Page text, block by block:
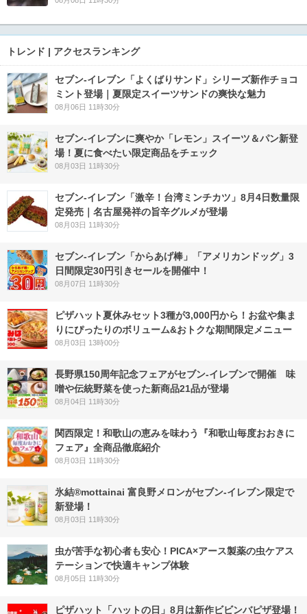
トレンド | アクセスランキング
セブン‐イレブン「よくばりサンド」シリーズ新作チョコ
ミント登場｜夏限定スイーツサンドの爽快な魅力
08月06日 11時30分
セブン‐イレブンに爽やか「レモン」スイーツ＆パン新登
場！夏に食べたい限定商品をチェック
08月03日 11時30分
セブン-イレブン「激辛！台湾ミンチカツ」8月4日数量限
定発売｜名古屋発祥の旨辛グルメが登場
08月03日 11時30分
セブン‐イレブン「からあげ棒」「アメリカンドッグ」3
日間限定30円引きセールを開催中！
08月07日 11時30分
ピザハット夏休みセット3種が3,000円から！お盆や集ま
りにぴったりのボリューム&おトクな期間限定メニュー
08月03日 13時00分
長野県150周年記念フェアがセブン-イレブンで開催 味
噌や伝統野菜を使った新商品21品が登場
08月04日 11時30分
関西限定！和歌山の恵みを味わう『和歌山毎度おおきに
フェア』全商品徹底紹介
08月03日 11時30分
氷結®mottainai 富良野メロンがセブン‐イレブン限定で
新登場！
08月03日 11時30分
虫が苦手な初心者も安心！PICA×アース製薬の虫ケアス
テーションで快適キャンプ体験
08月05日 11時30分
ピザハット「ハットの日」8月は新作ビビンバピザ登場！